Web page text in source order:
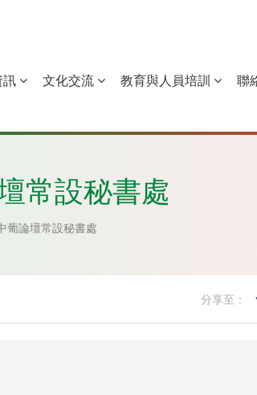
比克 葡萄牙 聖多美和普林西比
訊 文化交流 教育與人員培訓 聯
常設秘書處
葡論壇常設秘書處
分享至：